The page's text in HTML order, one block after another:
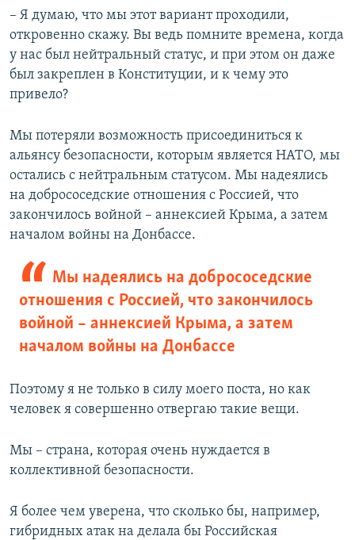
– Я думаю, что мы этот вариант проходили,
откровенно скажу. Вы ведь помните времена, когда
у нас был нейтральный статус, и при этом он даже
был закреплен в Конституции, и к чему это
привело?
Мы потеряли возможность присоединиться к
альянсу безопасности, которым является НАТО, мы
остались с нейтральным статусом. Мы надеялись
на добрососедские отношения с Россией, что
закончилось войной – аннексией Крыма, а затем
началом войны на Донбассе.
Мы надеялись на добрососедские
отношения с Россией, что закончилось
войной – аннексией Крыма, а затем
началом войны на Донбассе
Поэтому я не только в силу моего поста, но как
человек я совершенно отвергаю такие вещи.
Мы – страна, которая очень нуждается в
коллективной безопасности.
Я более чем уверена, что сколько бы, например,
гибридных атак на делала бы Российская